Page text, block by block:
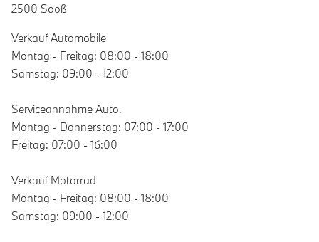
2500 Sooß
Verkauf Automobile
Montag - Freitag: 08:00 - 18:00
Samstag: 09:00 - 12:00
Serviceannahme Auto.
Montag - Donnerstag: 07:00 - 17:00
Freitag: 07:00 - 16:00
Verkauf Motorrad
Montag - Freitag: 08:00 - 18:00
Samstag: 09:00 - 12:00